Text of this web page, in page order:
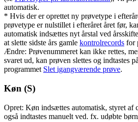
automatisk.
* Hvis der er oprettet ny prøvetype i
prøvetype er nulstillet i efteråret året før,
automatisk indsættes nyt årstal ved
at slette sidste års gamle kontrolrecords for
Ændre: Prøvenummeret kan ikke rettes,
svaret ud, kan prøven slettes og indtastes
programmet Slet igangværende prøve.
Køn (S)
Opret: Køn indsættes automatisk, styret af
også indtastes manuelt ved. fx. udøbte